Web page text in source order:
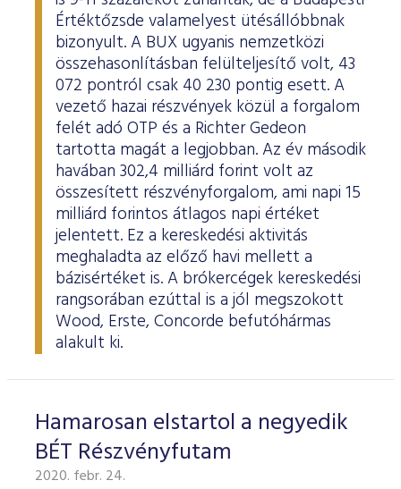
Értéktőzsde valamelyest ütésállóbbnak
bizonyult. A BUX ugyanis nemzetközi
összehasonlításban felülteljesítő volt, 43
072 pontról csak 40 230 pontig esett. A
vezető hazai részvények közül a forgalom
felét adó OTP és a Richter Gedeon
tartotta magát a legjobban. Az év második
havában 302,4 milliárd forint volt az
összesített részvényforgalom, ami napi 15
milliárd forintos átlagos napi értéket
jelentett. Ez a kereskedési aktivitás
meghaladta az előző havi mellett a
bázisértéket is. A brókercégek kereskedési
rangsorában ezúttal is a jól megszokott
Wood, Erste, Concorde befutóhármas
alakult ki.
Hamarosan elstartol a negyedik
BÉT Részvényfutam
2020. febr. 24.